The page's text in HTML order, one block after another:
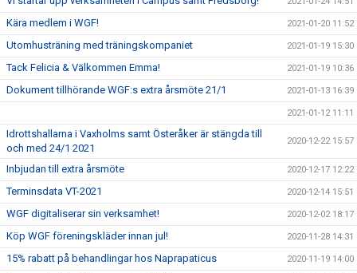
Kära medlem i WGF! 2021-01-20 11:52
Utomhusträning med träningskompaniet 2021-01-19 15:30
Tack Felicia & Välkommen Emma! 2021-01-19 10:36
Dokument tillhörande WGF:s extra årsmöte 21/1 2021-01-13 16:39
2021-01-12 11:11
Idrottshallarna i Vaxholms samt Österåker är stängda till
och med 24/1 2021
2020-12-22 15:57
Inbjudan till extra årsmöte 2020-12-17 12:22
Terminsdata VT-2021 2020-12-14 15:51
WGF digitaliserar sin verksamhet! 2020-12-02 18:17
Köp WGF föreningskläder innan jul! 2020-11-28 14:31
15% rabatt på behandlingar hos Naprapaticus 2020-11-19 14:00